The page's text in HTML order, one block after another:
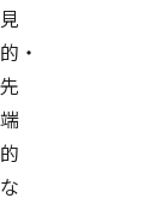
見
的・
先
端
的
な